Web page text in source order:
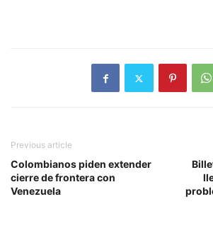
Previous article
Colombianos piden extender
cierre de frontera con
Venezuela